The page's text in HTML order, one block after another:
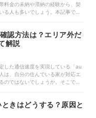
料金の未納や滞納の経験から、契
人も多いでしょう。本記事では
認方法は？エリア外だ
解説
した通信速度を実現している「au
は、自分の住んでいる家が対応エ
のではないでしょうか。そこで今
きはどうする？原因と